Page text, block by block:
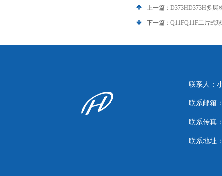
上一篇： D373HD373H多层
下一篇： Q11FQ11F二片式
联系人：
联系邮箱
联系传真
联系地址